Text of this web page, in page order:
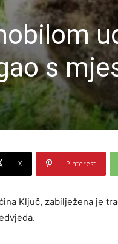
s
X Pinterest
Ključ, zabilježena je